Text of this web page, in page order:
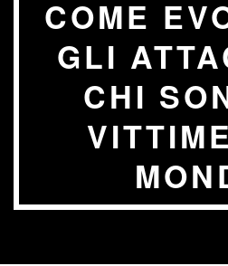
COME
GLI
CHI